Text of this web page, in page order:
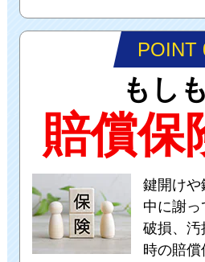
POINT
もし
賠償保
鍵開けや
中に謝っ
破損、汚
時の賠償